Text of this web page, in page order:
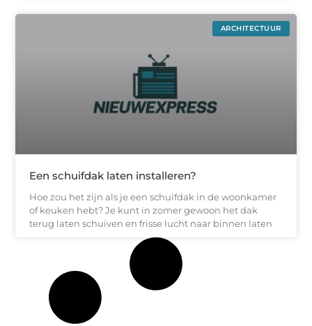
ARCHITECTUUR
Een schuifdak laten installeren?
Hoe zou het zijn als je een schuifdak in de woonkamer
of keuken hebt? Je kunt in zomer gewoon het dak
terug laten schuiven en frisse lucht naar binnen laten